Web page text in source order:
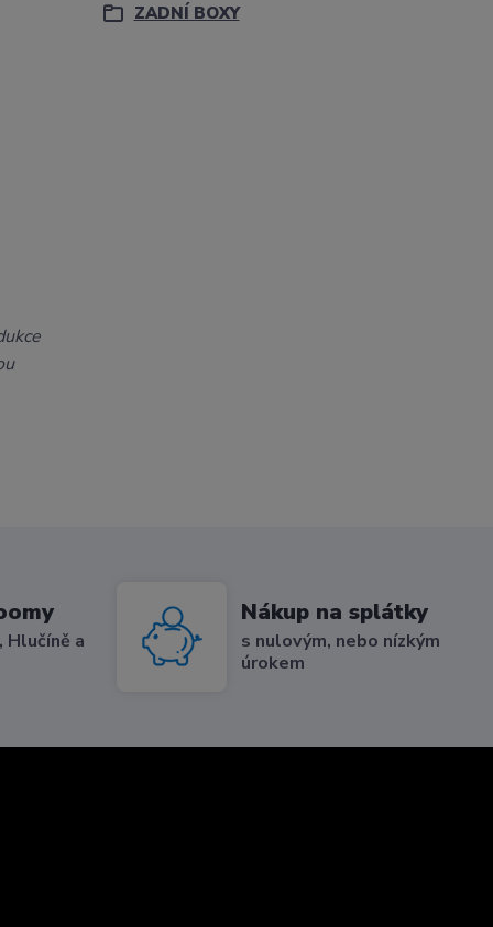
ZADNÍ BOXY
Hlučíně a
Nákup na splátky
s nulovým, nebo nízkým
úrokem